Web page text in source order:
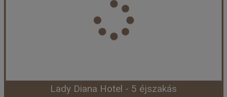
Isztambul
Utazás módja:
Repülővel
Ellátás:
Reggeli
Szálláskategória:Hotel ***
Szoba Standard Kétszemélyes
Időpont: 2026-08-12 | 4 éj
Lady Diana Hotel - 5 éjszakás